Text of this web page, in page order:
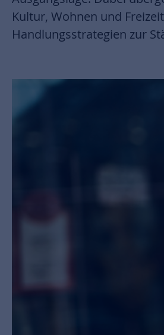
Kultur, Wohnen und
Handlungsstrategien zur